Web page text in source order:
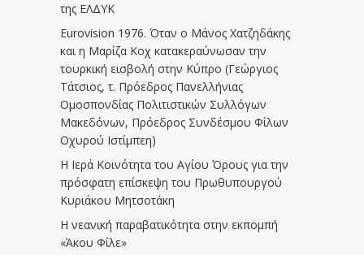
της ΕΛΔΥΚ
Eurovision 1976. Όταν ο Μάνος Χατζηδάκης
και η Μαρίζα Κοχ κατακεραύνωσαν την
τουρκική εισβολή στην Κύπρο (Γεώργιος
Τάτσιος, τ. Πρόεδρος Πανελλήνιας
Ομοσπονδίας Πολιτιστικών Συλλόγων
Μακεδόνων, Πρόεδρος Συνδέσμου Φίλων
Οχυρού Ιστίμπεη)
Η Ιερά Κοινότητα του Αγίου Όρους για την
πρόσφατη επίσκεψη του Πρωθυπουργού
Κυριάκου Μητσοτάκη
Η νεανική παραβατικότητα στην εκπομπή
«Άκου Φίλε»